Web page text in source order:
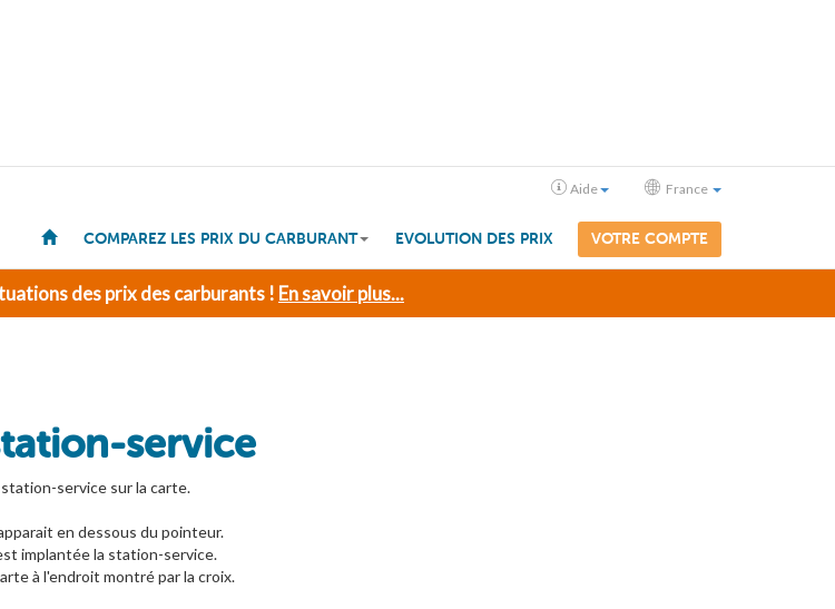
Aide France
COMPAREZ LES PRIX DU CARBURANT EVOLUTION DES PRIX VOTRE COMPTE
des prix des carburants ! En savoir plus...
service
service sur la carte.
en dessous du pointeur.
implantée la station-service.
à l'endroit montré par la croix.